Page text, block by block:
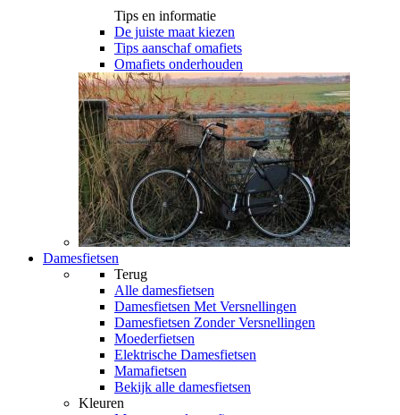
Tips en informatie
De juiste maat kiezen
Tips aanschaf omafiets
Omafiets onderhouden
Damesfietsen
Terug
Alle damesfietsen
Damesfietsen Met Versnellingen
Damesfietsen Zonder Versnellingen
Moederfietsen
Elektrische Damesfietsen
Mamafietsen
Bekijk alle damesfietsen
Kleuren